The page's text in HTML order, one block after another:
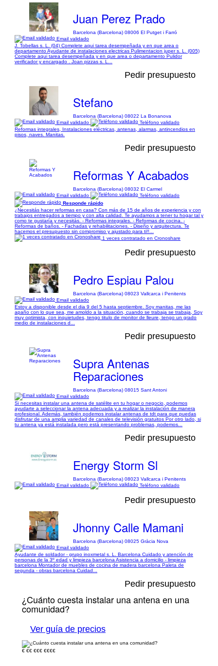
Juan Perez Prado
Barcelona (Barcelona) 08006 El Putget i Farró
Email validado
J. Tobellas s. L. (04) Complete aqui tarea desempeñada y en que area o
departamento Ayudante de instalaciones electricas Pulimentacion juper s. L. (005)
Complete aqui tarea desempeñada y en que area o departamento Pulidor
verificador y encargado . Joan pizzas s. L...
Pedir presupuesto
Stefano
Barcelona (Barcelona) 08022 La Bonanova
Email validado
Teléfono validado
Reformas integrales, Instalaciones eléctricas, antenas, alarmas, antincendios en
pisos, naves. Manitas.
Pedir presupuesto
Reformas Y Acabados
Barcelona (Barcelona) 08032 El Carmel
Email validado
Teléfono validado
Responde rápido
¿Necesitás hacer reformas en casa? Con más de 15 de años de experiencia y con
trabajos entregados a tiempo y con alta calidad. Te ayudamos a tener tu hogar tal y
como te gustaría y necesitás. - Reformas integrales. - Reformas de cocina. -
Reformas de baños. - Fachadas y rehabilitaciones. - Diseño y arquitectura. Te
hacemos el presupuesto sin compromiso y ajustado para ti!!...
1 veces contratado en Cronoshare
Pedir presupuesto
Pedro Espiau Palou
Barcelona (Barcelona) 08023 Vallcarca i Penitents
Email validado
Estoy a disponible desde el dia 9 del 5 hasta septiembre. Soy manitas, me las
apaño con lo que sea, me amoldo a la situación, cuando se trabaja se trabaja, Soy
muy optimista, con inquietudes, tengo titulo de monitor de lleure, tengo un grado
medio de instalaciones d...
Pedir presupuesto
Supra Antenas
Reparaciones
Barcelona (Barcelona) 08015 Sant Antoni
Email validado
Si necesitas instalar una antena de satélite en tu hogar o negocio, podemos
ayudarte a seleccionar la antena adecuada y a realizar la instalación de manera
profesional. Además, también podemos instalar antenas de tdt para que puedas
disfrutar de una amplia variedad de canales de televisión gratuitos Por otro lado, si
tu antena ya está instalada pero está presentando problemas, podemos...
Pedir presupuesto
Energy Storm Sl
Barcelona (Barcelona) 08023 Vallcarca i Penitents
Email validado
Teléfono validado
Pedir presupuesto
Jhonny Calle Mamani
Barcelona (Barcelona) 08025 Gràcia Nova
Email validado
Ayudante de soldador - grupo inoxmetal s. L. Barcelona Cuidado y atención de
personas de la 3º edad y limpieza barcelona Asistencia a domicilio - limpieza
barcelona Montador de muebles de cocina de madera barcelona Paleta de
segunda - obras barcelona Cuidad...
Pedir presupuesto
¿Cuánto cuesta instalar una antena en una
comunidad?
Ver guía de precios
€ €€ €€€ €€€€